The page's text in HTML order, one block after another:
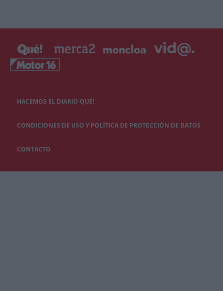
HACEMOS EL DIARIO QUÉ!
CONDICIONES DE USO Y POLÍTICA DE PROTECCIÓN DE DATOS
CONTACTO